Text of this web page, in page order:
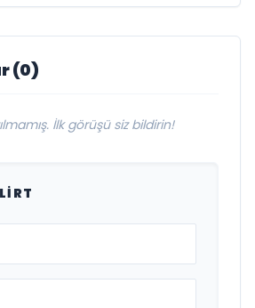
(0)
İlk görüşü siz bildirin!